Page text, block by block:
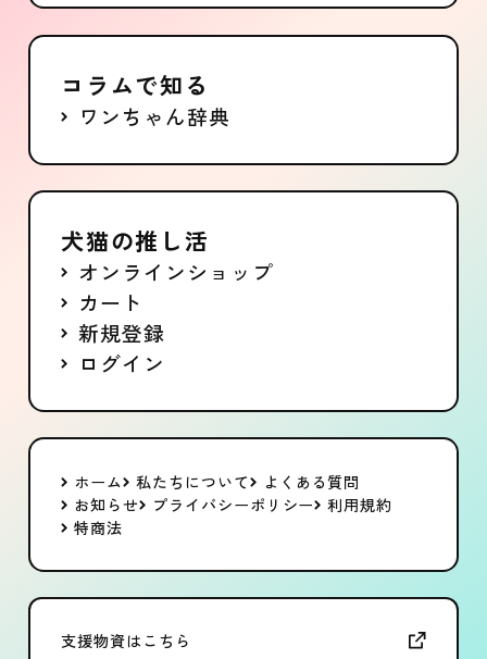
コラムで知る
ワンちゃん辞典
犬猫の推し活
オンラインショップ
カート
新規登録
ログイン
ホーム 私たちについて
よくある質問
お知らせ
プライバシーポリシー 利用規約
特商法
支援物資はこちら